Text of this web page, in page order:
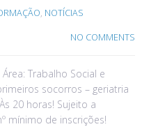
, NOTÍCIAS
NO COMMENTS
Área: Trabalho Social e
socorros – geriatria
20 horas! Sujeito a
mínimo de inscrições!